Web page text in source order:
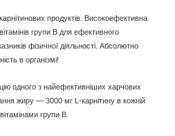
продуктів. Високоефективна
групи B для ефективного
фізичної діяльності. Абсолютно
в організмі!
одного з найефективніших харчових
жиру — 3000 мг L-карнітину в кожній
групи B.